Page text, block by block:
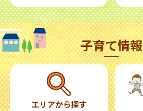
子育て情報
エリアから探す